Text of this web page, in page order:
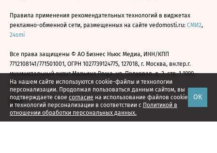
На нашем сайте используются cookie-файлы и технологии
персонализации. Продолжая пользоваться данным сайтом, вы
подтверждаете свое согласие на использование файлов cookie
и технологий персонализации в соответствии с Политикой в
отношении обработки персональных данных.
ОК
Правила применения рекомендательных технологий в виджетах
рекламно-обменной сети, размещенных на сайте vedomosti.ru: СМИ2,
24smi
Все права защищены © АО Бизнес Ньюс Медиа, ИНН/КПП
7712108141/771501001, ОГРН 1027739124775, 127018, г. Москва, вн.тер.г.
муниципальный округ Марьина Роща, ул. Полковая, д. 3, стр. 1 1999—
2026